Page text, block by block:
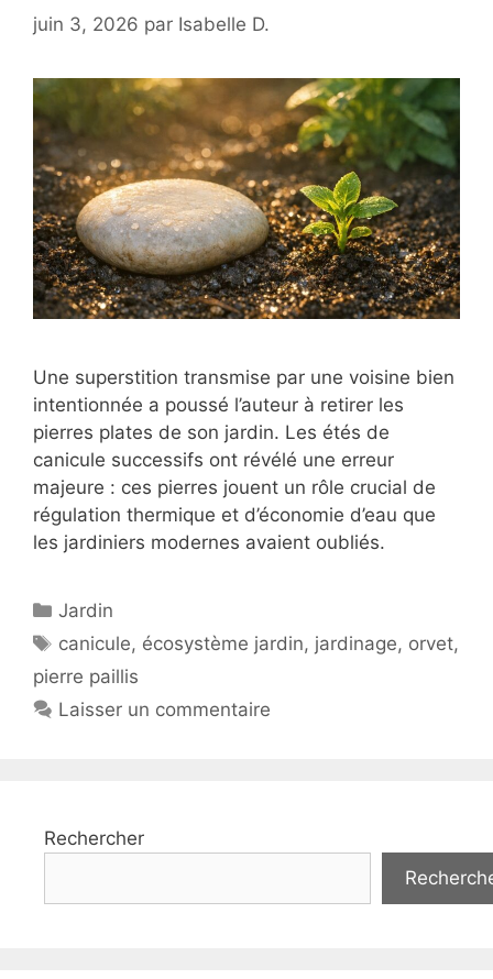
juin 3, 2026 par Isabelle D.
Une superstition transmise par une voisine bien
intentionnée a poussé l’auteur à retirer les
pierres plates de son jardin. Les étés de
canicule successifs ont révélé une erreur
majeure : ces pierres jouent un rôle crucial de
régulation thermique et d’économie d’eau que
les jardiniers modernes avaient oubliés.
Catégories
Jardin
Étiquettes
canicule, écosystème jardin, jardinage, orvet,
pierre paillis
Laisser un commentaire
Rechercher